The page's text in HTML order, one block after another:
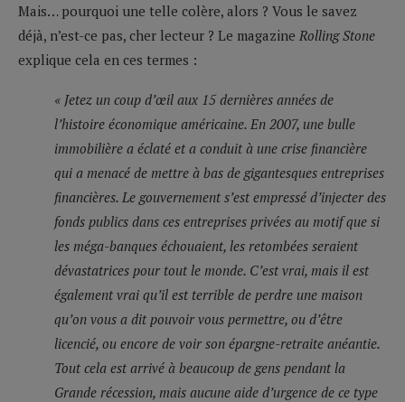
Mais… pourquoi une telle colère, alors ? Vous le savez
déjà, n’est-ce pas, cher lecteur ? Le magazine Rolling Stone
explique cela en ces termes :
« Jetez un coup d’œil aux 15 dernières années de
l’histoire économique américaine. En 2007, une bulle
immobilière a éclaté et a conduit à une crise financière
qui a menacé de mettre à bas de gigantesques entreprises
financières. Le gouvernement s’est empressé d’injecter des
fonds publics dans ces entreprises privées au motif que si
les méga-banques échouaient, les retombées seraient
dévastatrices pour tout le monde. C’est vrai, mais il est
également vrai qu’il est terrible de perdre une maison
qu’on vous a dit pouvoir vous permettre, ou d’être
licencié, ou encore de voir son épargne-retraite anéantie.
Tout cela est arrivé à beaucoup de gens pendant la
Grande récession, mais aucune aide d’urgence de ce type